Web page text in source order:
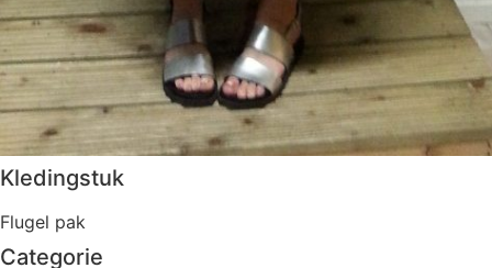
Kledingstuk
Flugel pak
Categorie